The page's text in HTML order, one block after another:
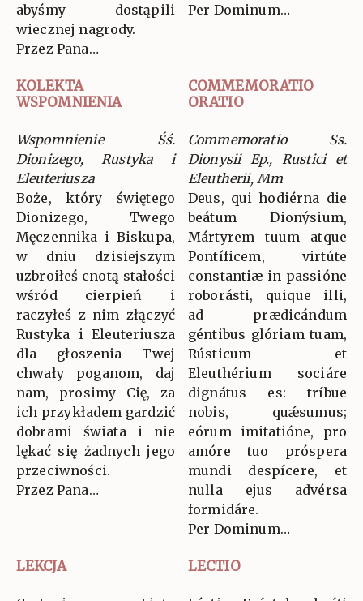
abyśmy dostąpili
wiecznej nagrody.
Przez Pana…
Per Dominum…
KOLEKTA
WSPOMNIENIA
COMMEMORATIO
ORATIO
Wspomnienie Śś.
Dionizego, Rustyka i
Eleuteriusza
Boże, który świętego
Dionizego, Twego
Męczennika i Biskupa,
w dniu dzisiejszym
uzbroiłeś cnotą stałości
wśród cierpień i
raczyłeś z nim złączyć
Rustyka i Eleuteriusza
dla głoszenia Twej
chwały poganom, daj
nam, prosimy Cię, za
ich przykładem gardzić
dobrami świata i nie
lękać się żadnych jego
przeciwności.
Przez Pana…
Commemoratio Ss.
Dionysii Ep., Rustici et
Eleutherii, Mm
Deus, qui hodiérna die
beátum Dionýsium,
Mártyrem tuum atque
Pontíficem, virtúte
constantiæ in passióne
roborásti, quique illi,
ad prædicándum
géntibus glóriam tuam,
Rústicum et
Eleuthérium sociáre
dignátus es: tríbue
nobis, quǽsumus;
eórum imitatióne, pro
amóre tuo próspera
mundi despícere, et
nulla ejus advérsa
formidáre.
Per Dominum…
LEKCJA LECTIO